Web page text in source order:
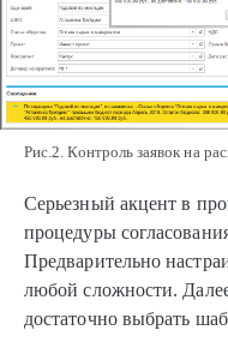
Рис.2. Контроль заявок на
Серьезный акцент в
процедуры
Предварительно
любой сложности.
достаточно выбрать